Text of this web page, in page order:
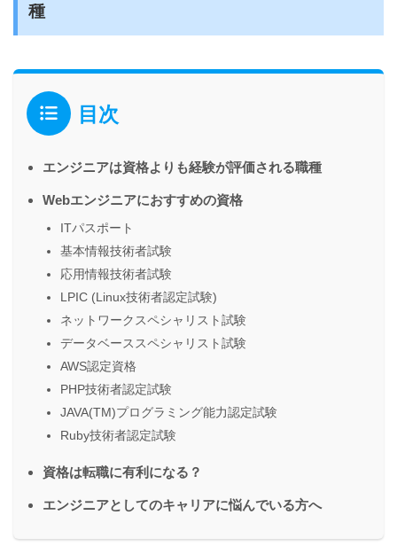
種
目次
エンジニアは資格よりも経験が評価される職種
Webエンジニアにおすすめの資格
ITパスポート
基本情報技術者試験
応用情報技術者試験
LPIC (Linux技術者認定試験)
ネットワークスペシャリスト試験
データベーススペシャリスト試験
AWS認定資格
PHP技術者認定試験
JAVA(TM)プログラミング能力認定試験
Ruby技術者認定試験
資格は転職に有利になる？
エンジニアとしてのキャリアに悩んでいる方へ